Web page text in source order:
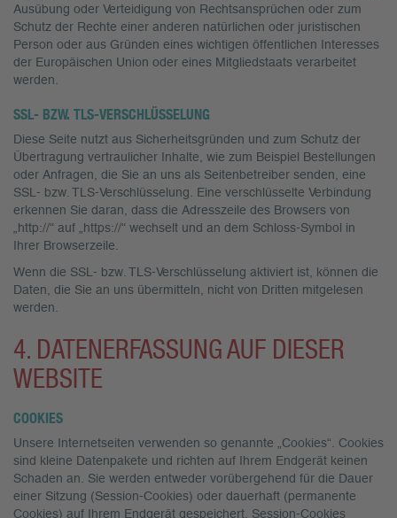
Ausübung oder Verteidigung von Rechtsansprüchen oder zum
Schutz der Rechte einer anderen natürlichen oder juristischen
Person oder aus Gründen eines wichtigen öffentlichen Interesses
der Europäischen Union oder eines Mitgliedstaats verarbeitet
werden.
SSL- BZW. TLS-VERSCHLÜSSELUNG
Diese Seite nutzt aus Sicherheitsgründen und zum Schutz der
Übertragung vertraulicher Inhalte, wie zum Beispiel Bestellungen
oder Anfragen, die Sie an uns als Seitenbetreiber senden, eine
SSL- bzw. TLS-Verschlüsselung. Eine verschlüsselte Verbindung
erkennen Sie daran, dass die Adresszeile des Browsers von
„http://“ auf „https://“ wechselt und an dem Schloss-Symbol in
Ihrer Browserzeile.
Wenn die SSL- bzw. TLS-Verschlüsselung aktiviert ist, können die
Daten, die Sie an uns übermitteln, nicht von Dritten mitgelesen
werden.
4. DATENERFASSUNG AUF DIESER
WEBSITE
COOKIES
Unsere Internetseiten verwenden so genannte „Cookies“. Cookies
sind kleine Datenpakete und richten auf Ihrem Endgerät keinen
Schaden an. Sie werden entweder vorübergehend für die Dauer
einer Sitzung (Session-Cookies) oder dauerhaft (permanente
Cookies) auf Ihrem Endgerät gespeichert. Session-Cookies